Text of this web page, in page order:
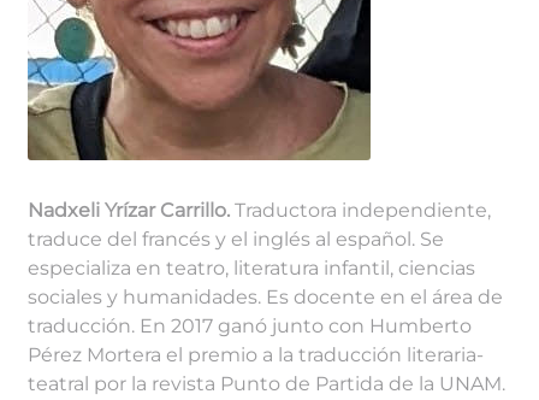
Nadxeli Yrízar Carrillo. Traductora independiente,
traduce del francés y el inglés al español. Se
especializa en teatro, literatura infantil, ciencias
sociales y humanidades. Es docente en el área de
traducción. En 2017 ganó junto con Humberto
Pérez Mortera el premio a la traducción literaria-
teatral por la revista Punto de Partida de la UNAM.